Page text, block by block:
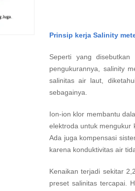
Prinsip kerja Salinity
Seperti yang
pengukurannya, salinity
salinitas air laut,
sebagainya.
Ion-ion klor membantu
elektroda untuk mengukur
Ada juga kompensasi
karena konduktivitas air
Kenaikan terjadi sekitar
preset salinitas tercapai.